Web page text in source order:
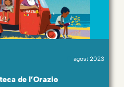
agost 2023
de l’Orazio